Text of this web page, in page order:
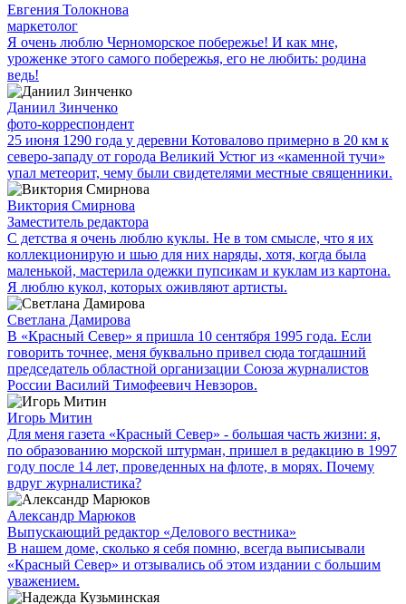
Евгения Толокнова
маркетолог
Я очень люблю Черноморское побережье! И как мне,
уроженке этого самого побережья, его не любить: родина
ведь!
Даниил Зинченко
фото-корреспондент
25 июня 1290 года у деревни Котовалово примерно в 20 км к
северо-западу от города Великий Устюг из «каменной тучи»
упал метеорит, чему были свидетелями местные священники.
Виктория Смирнова
Заместитель редактора
С детства я очень люблю куклы. Не в том смысле, что я их
коллекционирую и шью для них наряды, хотя, когда была
маленькой, мастерила одежки пупсикам и куклам из картона.
Я люблю кукол, которых оживляют артисты.
Светлана Дамирова
В «Красный Север» я пришла 10 сентября 1995 года. Если
говорить точнее, меня буквально привел сюда тогдашний
председатель областной организации Союза журналистов
России Василий Тимофеевич Невзоров.
Игорь Митин
Для меня газета «Красный Север» - большая часть жизни: я,
по образованию морской штурман, пришел в редакцию в 1997
году после 14 лет, проведенных на флоте, в морях. Почему
вдруг журналистика?
Александр Марюков
Выпускающий редактор «Делового вестника»
В нашем доме, сколько я себя помню, всегда выписывали
«Красный Север» и отзывались об этом издании с большим
уважением.